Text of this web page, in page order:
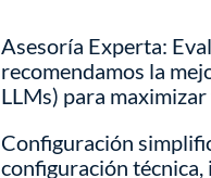
Asesoría Experta:
recomendamos la
LLMs) para
Configuración
configuración técnica,